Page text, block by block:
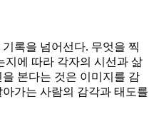
록을 넘어선다. 무엇을 찍
지에 따라 각자의 시선과 삶
본다는 것은 이미지를 감
가는 사람의 감각과 태도를